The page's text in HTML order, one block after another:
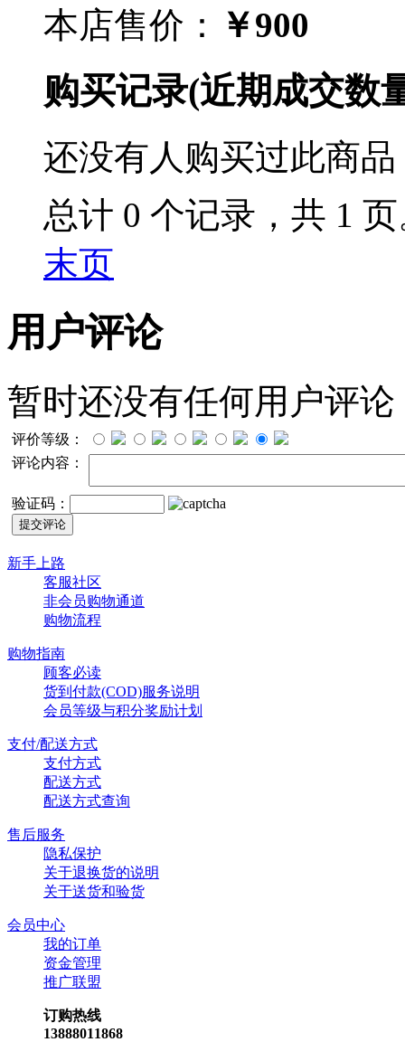
本店售价：
￥900
购买记录(近期成交数
还没有人购买过此商品
总计 0 个记录，共 1
末页
用户评论
暂时还没有任何用户评论
评价等级：
评论内容：
验证码：
新手上路
客服社区
非会员购物通道
购物流程
购物指南
顾客必读
货到付款(COD)服务说明
会员等级与积分奖励计划
支付/配送方式
支付方式
配送方式
配送方式查询
售后服务
隐私保护
关于退换货的说明
关于送货和验货
会员中心
我的订单
资金管理
推广联盟
订购热线
13888011868